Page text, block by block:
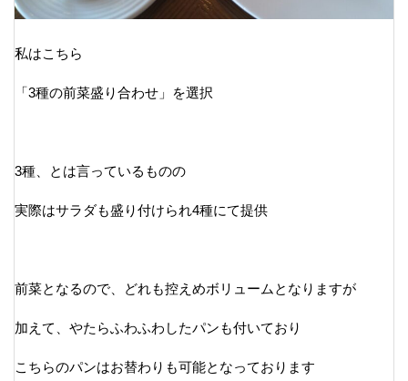
私はこちら
「3種の前菜盛り合わせ」を選択
3種、とは言っているものの
実際はサラダも盛り付けられ4種にて提供
前菜となるので、どれも控えめボリュームとなりますが
加えて、やたらふわふわしたパンも付いており
こちらのパンはお替わりも可能となっております